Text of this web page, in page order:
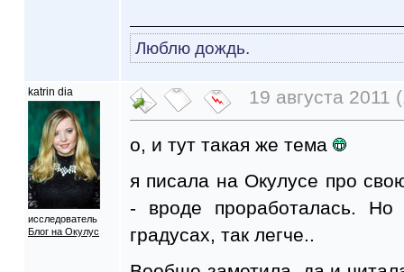
Люблю дождь.
katrin dia
исследователь
Блог на Окулус
19 августа 2011
о, и тут такая же тема
я писала на Окулусе про
- вроде проработалась.
градусах, так легче..